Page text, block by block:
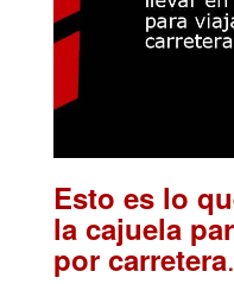
Esto es lo
la cajuela
por carretera